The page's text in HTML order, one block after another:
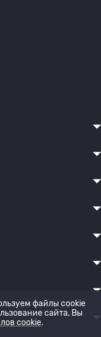
файлы cookie
сайта, Вы
cookie.